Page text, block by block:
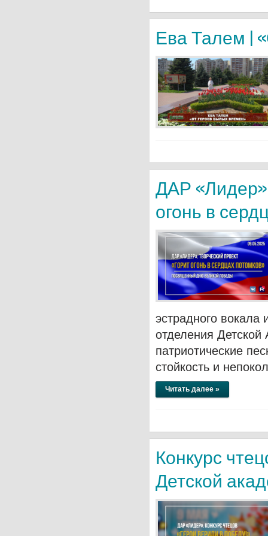
Ева Талем |
ДАР «Лидер»
огонь в
эстрадного вокала
отделения
патриотические
стойкость и
Читать далее »
Конкурс
Детской